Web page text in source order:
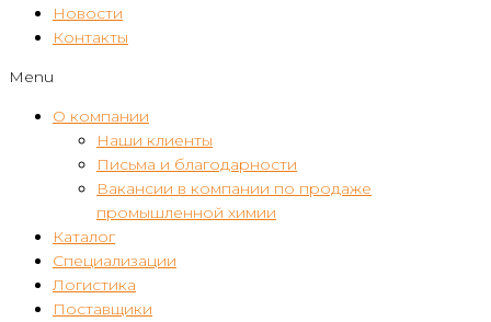
Новости
Контакты
Menu
О компании
Наши клиенты
Письма и благодарности
Вакансии в компании по продаже
промышленной химии
Каталог
Специализации
Логистика
Поставщики